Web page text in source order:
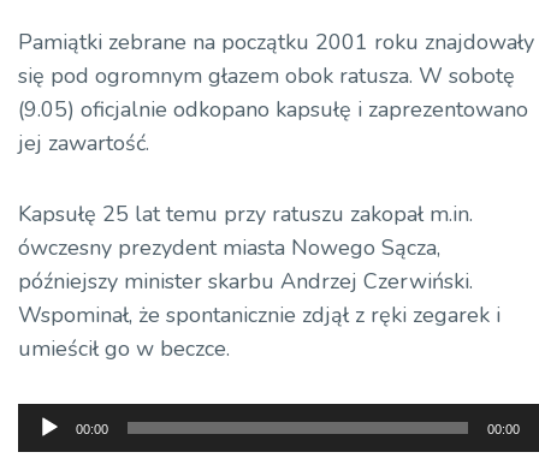
Pamiątki zebrane na początku 2001 roku znajdowały
się pod ogromnym głazem obok ratusza. W sobotę
(9.05) oficjalnie odkopano kapsułę i zaprezentowano
jej zawartość.
Kapsułę 25 lat temu przy ratuszu zakopał m.in.
ówczesny prezydent miasta Nowego Sącza,
późniejszy minister skarbu Andrzej Czerwiński.
Wspominał, że spontanicznie zdjął z ręki zegarek i
umieścił go w beczce.
Odtwarzacz
plików
00:00 00:00